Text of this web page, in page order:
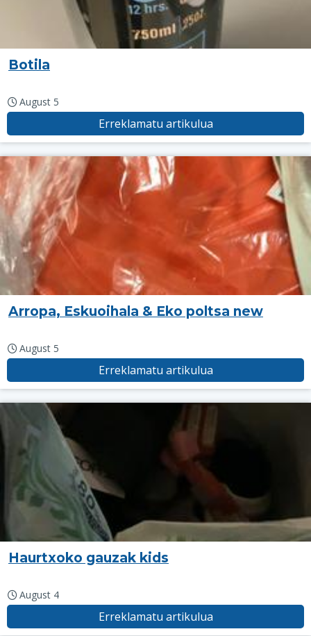
Botila
August 5
Erreklamatu artikulua
Arropa, Eskuoihala & Eko poltsa new
August 5
Erreklamatu artikulua
Haurtxoko gauzak kids
August 4
Erreklamatu artikulua